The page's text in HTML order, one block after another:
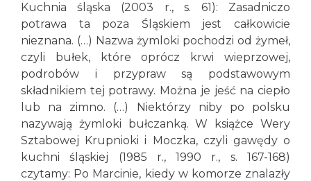
Kuchnia śląska (2003 r., s. 61): Zasadniczo
potrawa ta poza Śląskiem jest całkowicie
nieznana. (…) Nazwa żymloki pochodzi od żymeł,
czyli bułek, które oprócz krwi wieprzowej,
podrobów i przypraw są podstawowym
składnikiem tej potrawy. Można je jeść na ciepło
lub na zimno. (…) Niektórzy niby po polsku
nazywają żymloki bułczanką. W książce Wery
Sztabowej Krupnioki i Moczka, czyli gawędy o
kuchni śląskiej (1985 r., 1990 r., s. 167-168)
czytamy: Po Marcinie, kiedy w komorze znalazły